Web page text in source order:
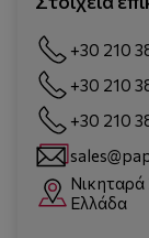
+30 210
+30 210
+30 210
Ελλάδα